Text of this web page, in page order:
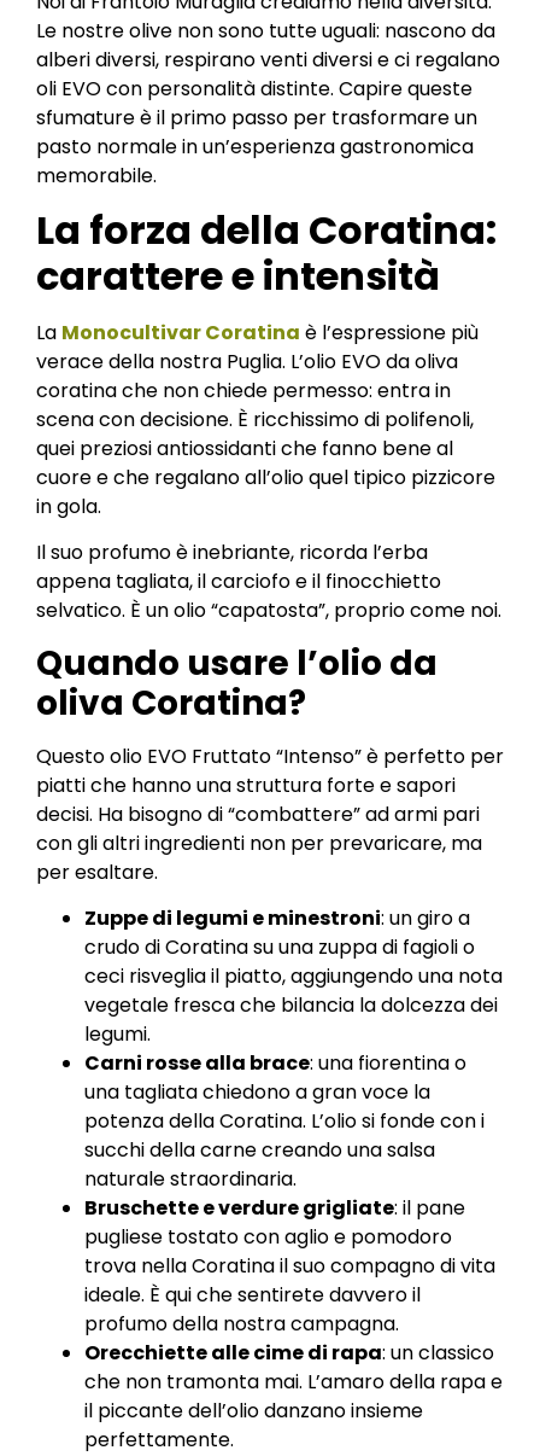
Le nostre olive non sono tutte uguali: nascono da
alberi diversi, respirano venti diversi e ci regalano
oli EVO con personalità distinte. Capire queste
sfumature è il primo passo per trasformare un
pasto normale in un’esperienza gastronomica
memorabile.
La forza della Coratina:
carattere e intensità
La Monocultivar Coratina è l’espressione più
verace della nostra Puglia. L’olio EVO da oliva
coratina che non chiede permesso: entra in
scena con decisione. È ricchissimo di polifenoli,
quei preziosi antiossidanti che fanno bene al
cuore e che regalano all’olio quel tipico pizzicore
in gola.
Il suo profumo è inebriante, ricorda l’erba
appena tagliata, il carciofo e il finocchietto
selvatico. È un olio “capatosta”, proprio come noi.
Quando usare l’olio da
oliva Coratina?
Questo olio EVO Fruttato “Intenso” è perfetto per
piatti che hanno una struttura forte e sapori
decisi. Ha bisogno di “combattere” ad armi pari
con gli altri ingredienti non per prevaricare, ma
per esaltare.
Zuppe di legumi e minestroni: un giro a
crudo di Coratina su una zuppa di fagioli o
ceci risveglia il piatto, aggiungendo una nota
vegetale fresca che bilancia la dolcezza dei
legumi.
Carni rosse alla brace: una fiorentina o
una tagliata chiedono a gran voce la
potenza della Coratina. L’olio si fonde con i
succhi della carne creando una salsa
naturale straordinaria.
Bruschette e verdure grigliate: il pane
pugliese tostato con aglio e pomodoro
trova nella Coratina il suo compagno di vita
ideale. È qui che sentirete davvero il
profumo della nostra campagna.
Orecchiette alle cime di rapa: un classico
che non tramonta mai. L’amaro della rapa e
il piccante dell’olio danzano insieme
perfettamente.